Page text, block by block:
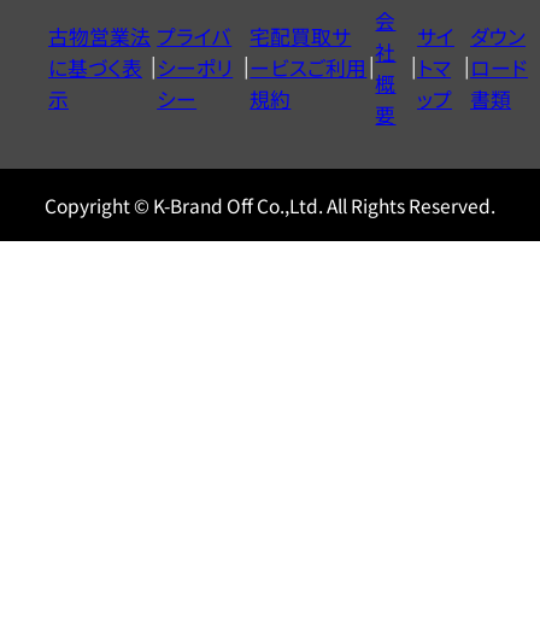
ヤ
ル
0120604117
古物営業法
に基づく表
示
プライバ
シーポリ
シー
宅配買取サ
ービスご利用
規約
会
社
概
要
サイ
トマ
ップ
ダウン
ロード
書類
Copyright © K-Brand Off Co.,Ltd. All Rights Reserved.